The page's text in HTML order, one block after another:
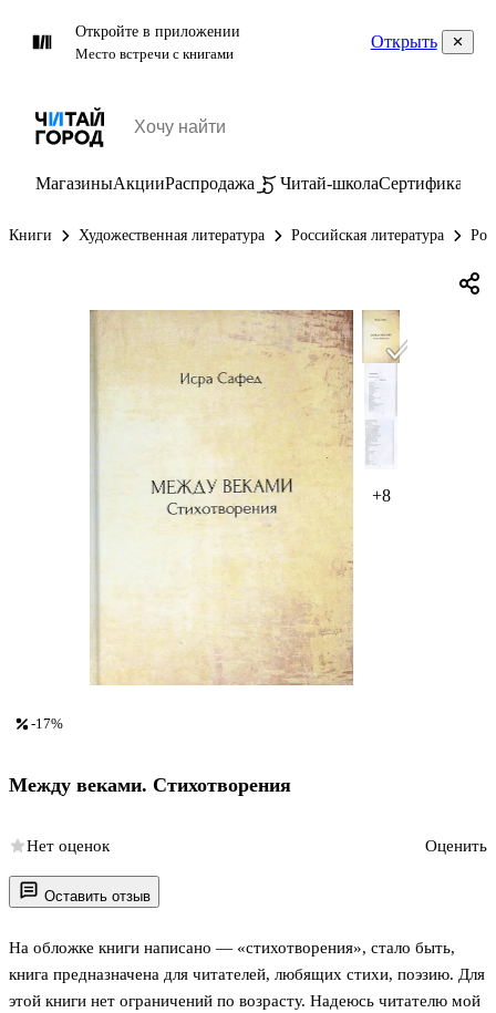
Откройте в приложении
Место встречи с книгами
Открыть
МагазиныАкцииРаспродажа Читай-школаСертификаты
Книги Художественная литература Российская литература
+8
Оставить отзыв
На обложке книги написано — «стихотворения», стало быть,
книга предназначена для читателей, любящих стихи, поэзию. Для
этой книги нет ограничений по возрасту. Надеюсь читателю мой
-17%
Между веками. Стихотворения
Нет оценок Оценить